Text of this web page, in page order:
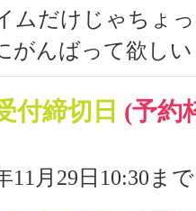
ムだけじゃちょ
がんばって欲しい
付締切日 (予約
11月29日10:30まで